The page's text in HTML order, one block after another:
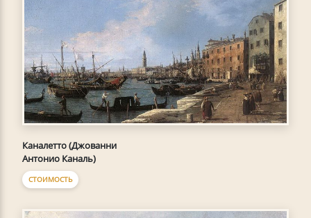
Каналетто (Джованни
Антонио Каналь)
СТОИМОСТЬ